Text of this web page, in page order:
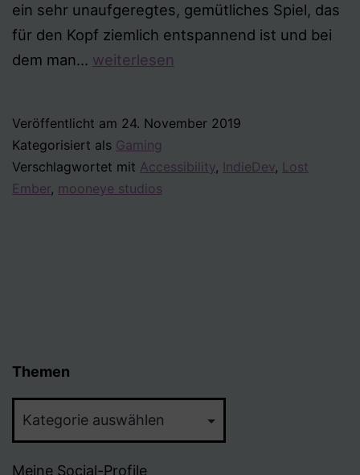
ein sehr unaufgeregtes, gemütliches Spiel, das
für den Kopf ziemlich entspannend ist und bei
dem man… Lost
weiterlesen
Veröffentlicht am 24. November 2019
Kategorisiert als Gaming
Verschlagwortet mit Accessibility, IndieDev, Lost
Ember, mooneye studios
Themen
Meine Social-Profile